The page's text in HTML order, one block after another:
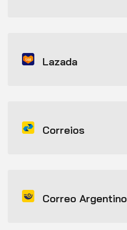
Lazada
Correios
Correo Argentino